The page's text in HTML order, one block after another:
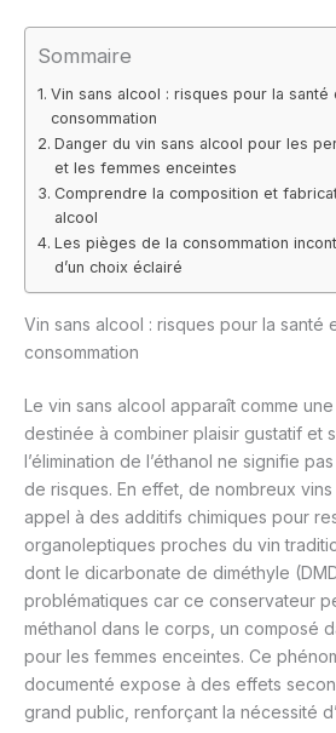
Sommaire
Vin sans alcool : risques pour la santé
consommation
Danger du vin sans alcool pour les
et les femmes enceintes
Comprendre la composition et
alcool
Les pièges de la consommation
d’un choix éclairé
Vin sans alcool : risques pour la santé
consommation
Le vin sans alcool apparaît comme
destinée à combiner plaisir gustatif et
l’élimination de l’éthanol ne signifie
de risques. En effet, de nombreux
appel à des additifs chimiques pour
organoleptiques proches du vin
dont le dicarbonate de diméthyle
problématiques car ce conservateur
méthanol dans le corps, un composé
pour les femmes enceintes. Ce
documenté expose à des effets
grand public, renforçant la nécessité